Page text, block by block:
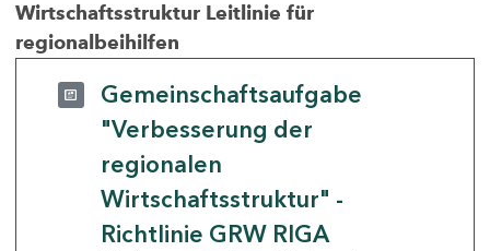
Wirtschaftsstruktur Leitlinie für
regionalbeihilfen
Gemeinschaftsaufgabe
"Verbesserung der
regionalen
Wirtschaftsstruktur" -
Richtlinie GRW RIGA